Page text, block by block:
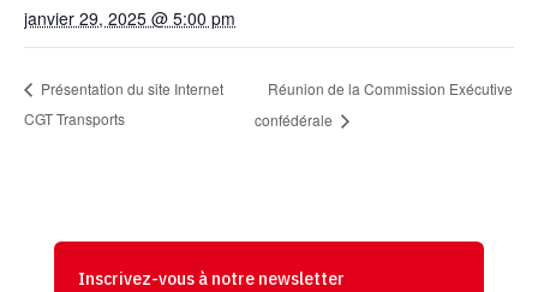
janvier 29, 2025 @ 5:00 pm
Présentation du site Internet
CGT Transports
Réunion de la Commission Exécutive
confédérale
Inscrivez-vous à notre newsletter